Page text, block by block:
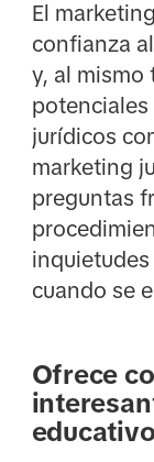
El
confianza
y, al mismo
jurídicos
marketing
preguntas
cuando se
Ofrece